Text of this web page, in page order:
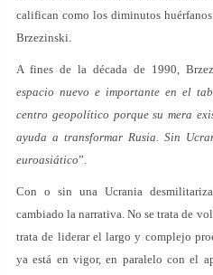
califican como los diminutos
Brzezinski.
A fines de la década de 1990,
espacio nuevo e importante en el
centro geopolítico porque su mera
ayuda a transformar Rusia. Sin
euroasiático”.
Con o sin una Ucrania
cambiado la narrativa. No se trata de
trata de liderar el largo y complejo
ya está en vigor, en paralelo con el